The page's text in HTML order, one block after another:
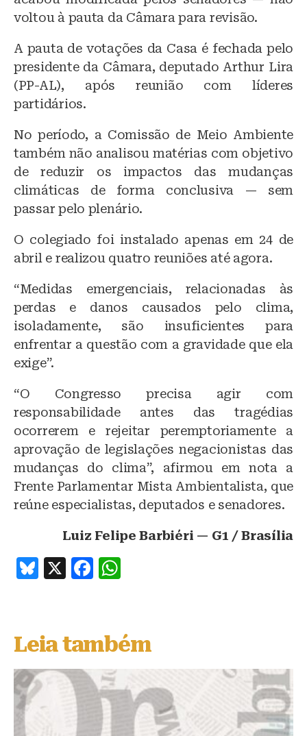
voltou à pauta da Câmara para revisão.
A pauta de votações da Casa é fechada pelo
presidente da Câmara, deputado Arthur Lira
(PP-AL), após reunião com líderes
partidários.
No período, a Comissão de Meio Ambiente
também não analisou matérias com objetivo
de reduzir os impactos das mudanças
climáticas de forma conclusiva — sem
passar pelo plenário.
O colegiado foi instalado apenas em 24 de
abril e realizou quatro reuniões até agora.
“Medidas emergenciais, relacionadas às
perdas e danos causados pelo clima,
isoladamente, são insuficientes para
enfrentar a questão com a gravidade que ela
exige”.
“O Congresso precisa agir com
responsabilidade antes das tragédias
ocorrerem e rejeitar peremptoriamente a
aprovação de legislações negacionistas das
mudanças do clima”, afirmou em nota a
Frente Parlamentar Mista Ambientalista, que
reúne especialistas, deputados e senadores.
Luiz Felipe Barbiéri — G1 / Brasília
B
s
k
y
X
F
e
b
o
o
k
s
A
p
p
Leia também